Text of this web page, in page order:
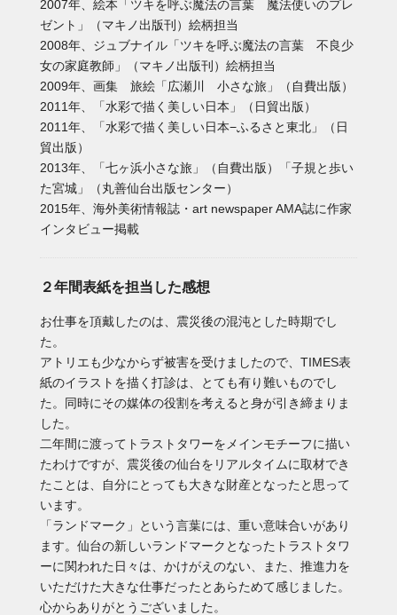
2007年、絵本「ツキを呼ぶ魔法の言葉 魔法使いのプレ
ゼント」（マキノ出版刊）絵柄担当
2008年、ジュブナイル「ツキを呼ぶ魔法の言葉 不良少
女の家庭教師」（マキノ出版刊）絵柄担当
2009年、画集 旅絵「広瀬川 小さな旅」（自費出版）
2011年、「水彩で描く美しい日本」（日貿出版）
2011年、「水彩で描く美しい日本−ふるさと東北」（日
貿出版）
2013年、「七ヶ浜小さな旅」（自費出版）「子規と歩い
た宮城」（丸善仙台出版センター）
2015年、海外美術情報誌・art newspaper AMA誌に作家
インタビュー掲載
２年間表紙を担当した感想
お仕事を頂戴したのは、震災後の混沌とした時期でし
た。
アトリエも少なからず被害を受けましたので、TIMES表
紙のイラストを描く打診は、とても有り難いものでし
た。同時にその媒体の役割を考えると身が引き締まりま
した。
二年間に渡ってトラストタワーをメインモチーフに描い
たわけですが、震災後の仙台をリアルタイムに取材でき
たことは、自分にとっても大きな財産となったと思って
います。
「ランドマーク」という言葉には、重い意味合いがあり
ます。仙台の新しいランドマークとなったトラストタワ
ーに関われた日々は、かけがえのない、また、推進力を
いただけた大きな仕事だったとあらためて感じました。
心からありがとうございました。